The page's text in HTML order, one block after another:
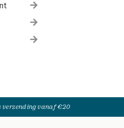
verzending vanaf €20